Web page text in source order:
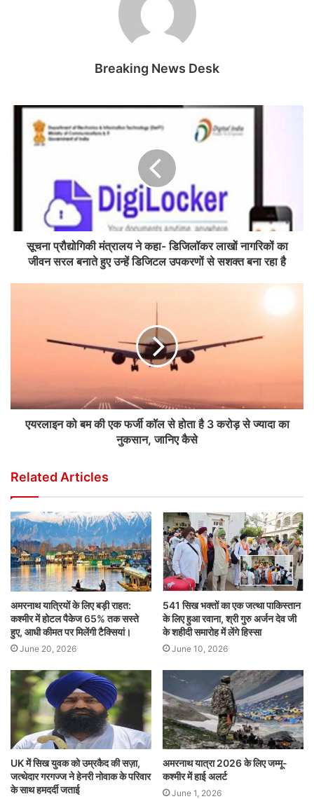
Breaking News Desk
सूचना प्रौद्योगिकी मंत्रालय ने कहा- डिजिलॉकर लाखों नागरिकों का
जीवन सरल बनाते हुए उन्हें डिजिटल उपकरणों से सशक्त बना रहा है
एयरलाइन को बम की एक फर्जी कॉल से होता है 3 करोड़ से ज्यादा का
नुकसान, जानिए कैसे
Related Articles
अमरनाथ यात्रियों के लिए बड़ी राहत:
कश्मीर में होटल पैकेज 65% तक सस्ते
हुए, आधी कीमत पर मिलेंगी टैक्सियां।
June 20, 2026
541 सिख भक्तों का एक जत्था पाकिस्तान
के लिए हुआ रवाना, श्री गुरु अर्जन देव जी
के शहीदी समारोह में लेंगे हिस्सा
June 10, 2026
UK में सिख युवक को उम्रकैद की सज़ा,
जत्थेदार गरगज्ज ने हेनरी नोवाक के परिवार
के साथ हमदर्दी जताई
अमरनाथ यात्रा 2026 के लिए जम्मू-
कश्मीर में हाई अलर्ट
June 1, 2026